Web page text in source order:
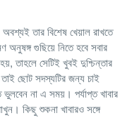
অবশ্যই তার বিশেষ খেয়াল রাখতে
গুছিয়ে নিতে হবে সবার
তাহলে সেটিই খুবই দুশ্চিন্তার
তাই ছোট সদস্যটির জন্য চাই
না এ সময়। পর্যাপ্ত খাবার
কিছু শুকনা খাবারও সঙ্গে